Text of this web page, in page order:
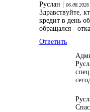
Руслан | 06.08.2026
Здравствуйте,
кредит в день
обращался -
Ответить